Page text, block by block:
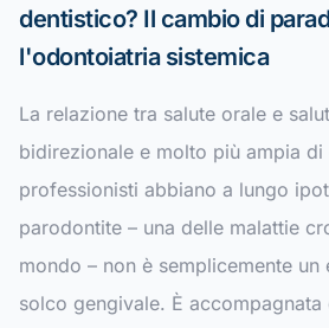
dentistico? Il cambio di
l'odontoiatria sistemica
La relazione tra salute orale e
bidirezionale e molto più ampia di
professionisti abbiano a lungo
parodontite – una delle malattie
mondo – non è semplicemente un
solco gengivale. È accompagnata